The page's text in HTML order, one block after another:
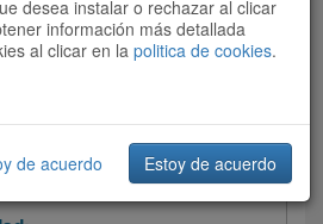
Ordenar por:Más recientes
desea instalar o rechazar al clicar
información más detallada
al clicar en la politica de cookies.
de acuerdo Estoy de acuerdo